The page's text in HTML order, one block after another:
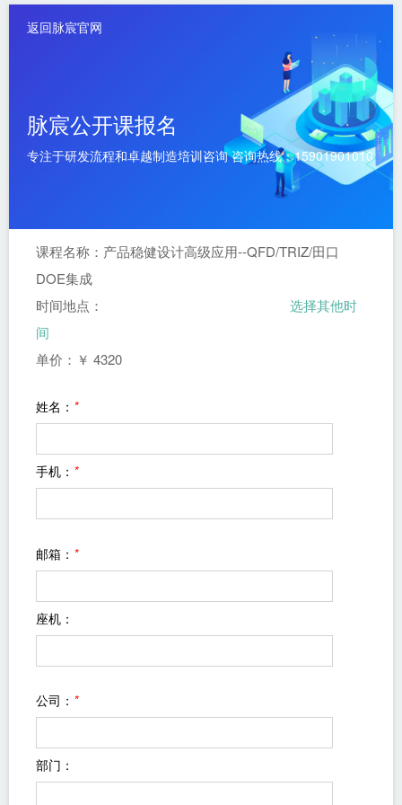
返回脉宸官网
脉宸公开课报名
专注于研发流程和卓越制造培训咨询 咨询热线：15901901010
课程名称： 产品稳健设计高级应用--QFD/TRIZ/田口
DOE集成
时间地点：
选择其他时
间
单价：￥
姓名： *
手机： *
邮箱： *
座机：
公司： *
部门：